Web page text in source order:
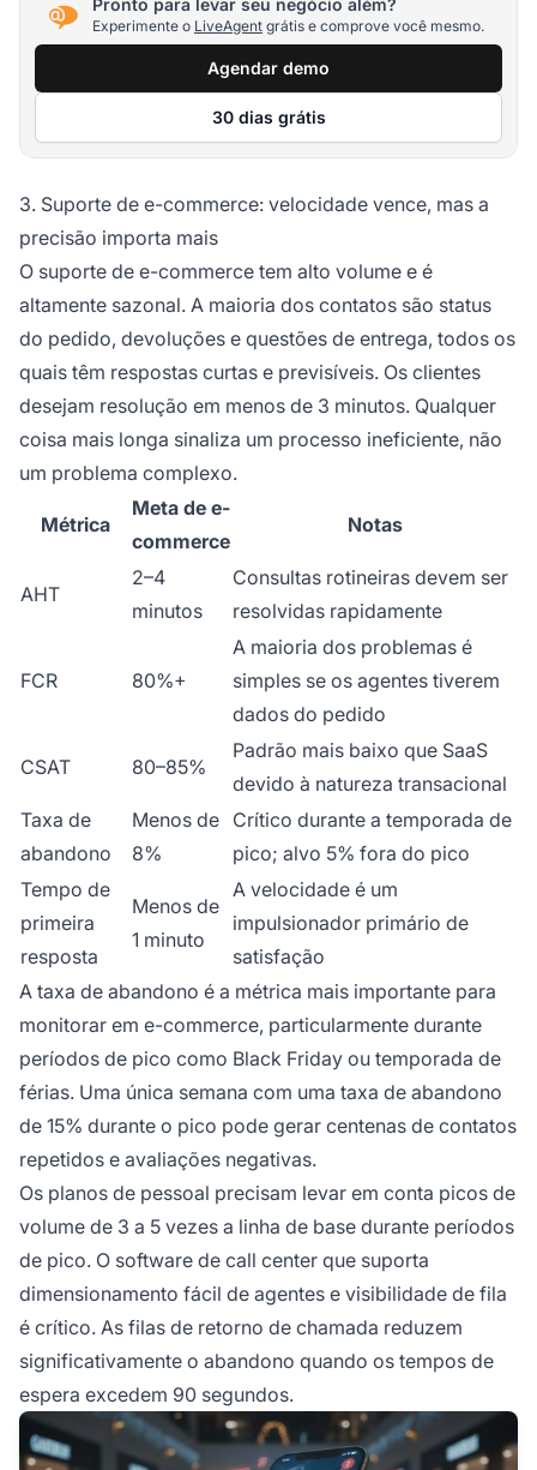
Pronto para levar seu negócio além?
Experimente o LiveAgent grátis e comprove você mesmo.
Agendar demo
30 dias grátis
3. Suporte de e-commerce: velocidade vence, mas a
precisão importa mais
O suporte de e-commerce tem alto volume e é
altamente sazonal. A maioria dos contatos são status
do pedido, devoluções e questões de entrega, todos os
quais têm respostas curtas e previsíveis. Os clientes
desejam resolução em menos de 3 minutos. Qualquer
coisa mais longa sinaliza um processo ineficiente, não
um problema complexo.
Métrica
Meta de e-
commerce
Notas
AHT
2–4
minutos
Consultas rotineiras devem ser
resolvidas rapidamente
FCR 80%+
A maioria dos problemas é
simples se os agentes tiverem
dados do pedido
CSAT 80–85%
Padrão mais baixo que SaaS
devido à natureza transacional
Taxa de
abandono
Menos de
8%
Crítico durante a temporada de
pico; alvo 5% fora do pico
Tempo de
primeira
resposta
Menos de
1 minuto
A velocidade é um
impulsionador primário de
satisfação
A taxa de abandono é a métrica mais importante para
monitorar em e-commerce, particularmente durante
períodos de pico como Black Friday ou temporada de
férias. Uma única semana com uma taxa de abandono
de 15% durante o pico pode gerar centenas de contatos
repetidos e avaliações negativas.
Os planos de pessoal precisam levar em conta picos de
volume de 3 a 5 vezes a linha de base durante períodos
de pico. O software de call center que suporta
dimensionamento fácil de agentes e visibilidade de fila
é crítico. As filas de retorno de chamada reduzem
significativamente o abandono quando os tempos de
espera excedem 90 segundos.